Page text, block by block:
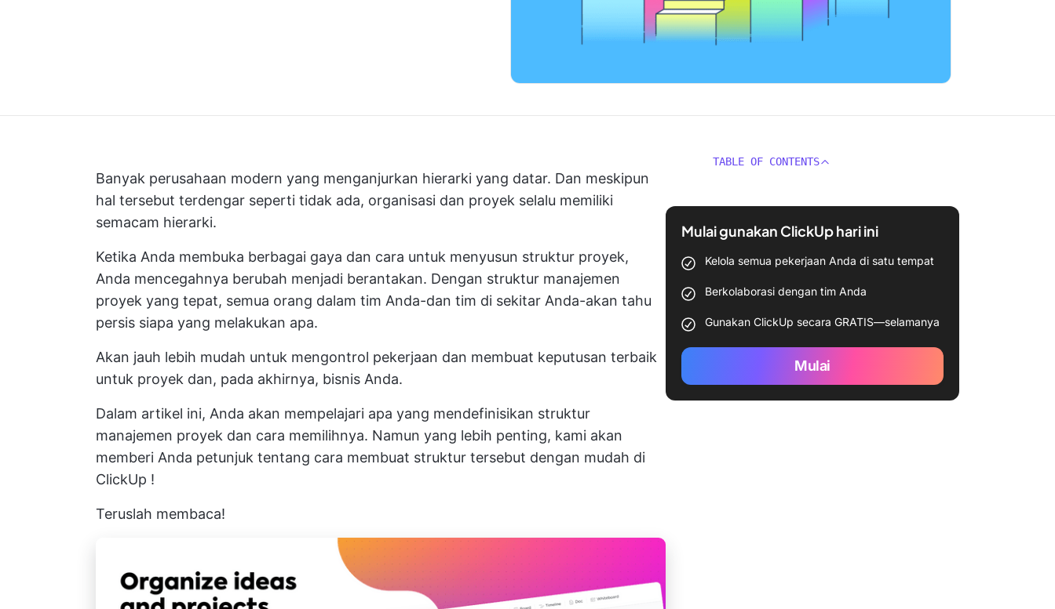
Banyak perusahaan modern yang menganjurkan hierarki yang datar. Dan meskipun
hal tersebut terdengar seperti tidak ada, organisasi dan proyek selalu memiliki
semacam hierarki.
Ketika Anda membuka berbagai gaya dan cara untuk menyusun struktur proyek,
Anda mencegahnya berubah menjadi berantakan. Dengan struktur manajemen
proyek yang tepat, semua orang dalam tim Anda-dan tim di sekitar Anda-akan tahu
persis siapa yang melakukan apa.
Akan jauh lebih mudah untuk mengontrol pekerjaan dan membuat keputusan terbaik
untuk proyek dan, pada akhirnya, bisnis Anda.
Dalam artikel ini, Anda akan mempelajari apa yang mendefinisikan struktur
manajemen proyek dan cara memilihnya. Namun yang lebih penting, kami akan
memberi Anda petunjuk tentang cara membuat struktur tersebut dengan mudah di
ClickUp !
Teruslah membaca!
TABLE OF CONTENTS
Mulai gunakan ClickUp hari ini
Kelola semua pekerjaan Anda di satu tempat
Berkolaborasi dengan tim Anda
Gunakan ClickUp secara GRATIS—selamanya
Mulai